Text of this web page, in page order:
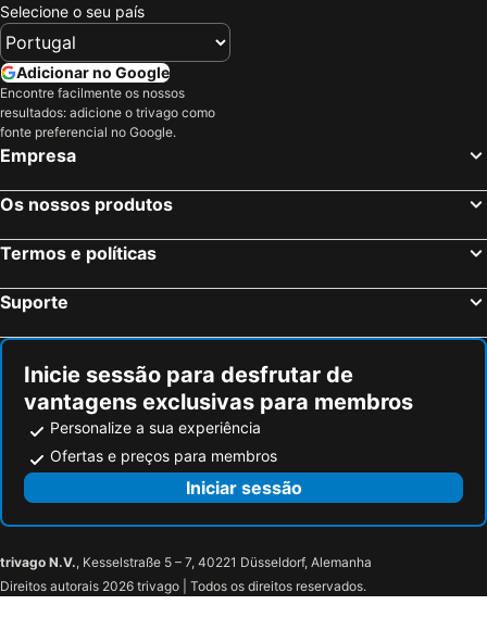
Selecione o seu país
Adicionar no Google
Encontre facilmente os nossos
resultados: adicione o trivago como
fonte preferencial no Google.
Empresa
Os nossos produtos
Termos e políticas
Suporte
Inicie sessão para desfrutar de
vantagens exclusivas para membros
Personalize a sua experiência
Ofertas e preços para membros
Iniciar sessão
trivago N.V., Kesselstraße 5 – 7, 40221 Düsseldorf, Alemanha
Direitos autorais 2026 trivago | Todos os direitos reservados.